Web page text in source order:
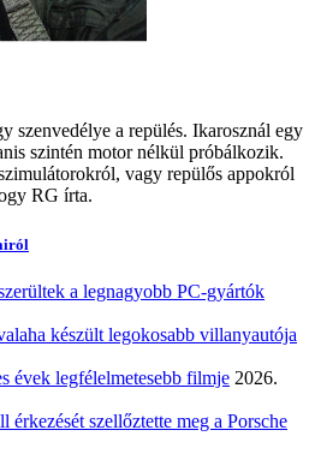
szenvedélye a repülés. Ikarosznál egy
szintén motor nélkül próbálkozik.
vagy repülős appokról
RG írta.
a legnagyobb PC-gyártók
készült legokosabb villanyautója
évek legfélelmetesebb filmje 2026.
érkezését szellőztette meg a Porsche